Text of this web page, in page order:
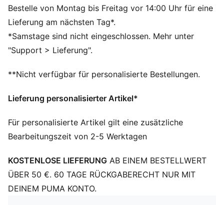
Charakteristische PUMA Branding-Details
Obermaterial in Metallic
Bestelle von Montag bis Freitag vor 14:00 Uhr für eine
Lieferung am nächsten Tag*.
*Samstage sind nicht eingeschlossen. Mehr unter
"Support > Lieferung".
**Nicht verfügbar für personalisierte Bestellungen.
Lieferung personalisierter Artikel*
Für personalisierte Artikel gilt eine zusätzliche
Bearbeitungszeit von 2-5 Werktagen
KOSTENLOSE LIEFERUNG AB EINEM BESTELLWERT
ÜBER 50 €. 60 TAGE RÜCKGABERECHT NUR MIT
DEINEM PUMA KONTO.